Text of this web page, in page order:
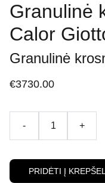
Granulinė
Calor
Granulinė
€3730.00
- +
PRIDĖTI Į